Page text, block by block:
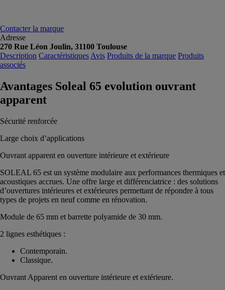
Contacter la marque
Adresse
270 Rue Léon Joulin, 31100 Toulouse
Description Caractéristiques Avis Produits de la marque Produits
associés
Avantages Soleal 65 evolution ouvrant
apparent
Sécurité renforcée
Large choix d’applications
Ouvrant apparent en ouverture intérieure et extérieure
SOLEAL 65 est un système modulaire aux performances thermiques et
acoustiques accrues. Une offre large et différenciatrice : des solutions
d’ouvertures intérieures et extérieures permettant de répondre à tous
types de projets en neuf comme en rénovation.
Module de 65 mm et barrette polyamide de 30 mm.
2 lignes esthétiques :
Contemporain.
Classique.
Ouvrant Apparent en ouverture intérieure et extérieure.